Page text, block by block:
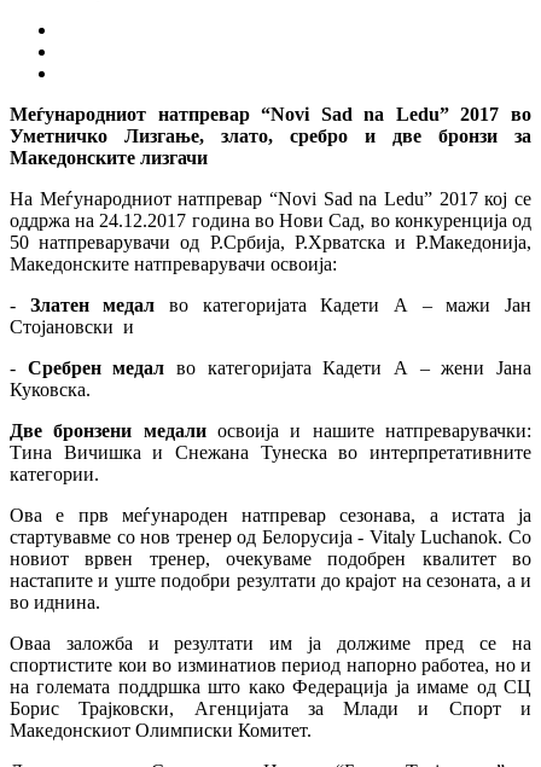
Меѓународниот натпревар “Novi Sad na Ledu” 2017 во
Уметничко Лизгање, злато, сребро и две бронзи за
Македонските лизгачи
На Меѓународниот натпревар “Novi Sad na Ledu” 2017 кој се
оддржа на 24.12.2017 година во Нови Сад, во конкуренција од
50 натпреварувачи од Р.Србија, Р.Хрватска и Р.Македонија,
Македонските натпреварувачи освоија:
- Златен медал во категоријата Кадети А – мажи Јан
Стојановски и
- Сребрен медал во категоријата Кадети А – жени Јана
Куковска.
Две бронзени медалиосвоија и нашите натпреварувачки:
Тина Вичишка и Снежана Тунеска во интерпретативните
категории.
Ова е прв меѓународен натпревар сезонава, а истата ја
стартувавме со нов тренер од Белорусија - Vitaly Luchanok. Со
новиот врвен тренер, очекуваме подобрен квалитет во
настапите и уште подобри резултати до крајот на сезоната, а и
во иднина.
Оваа заложба и резултати им ја должиме пред се на
спортистите кои во изминатиов период напорно работеа, но и
на големата поддршка што како Федерација ја имаме од СЦ
Борис Трајковски, Агенцијата за Млади и Спорт и
Македонскиот Олимписки Комитет.